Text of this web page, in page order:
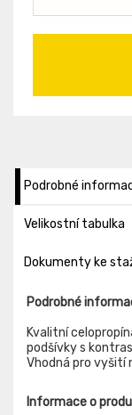
Podrobné
Velikostní tabulka
Dokumenty ke
Podrobné
Kvalitní
podšívky s
Vhodná pro vyšití
Informace o